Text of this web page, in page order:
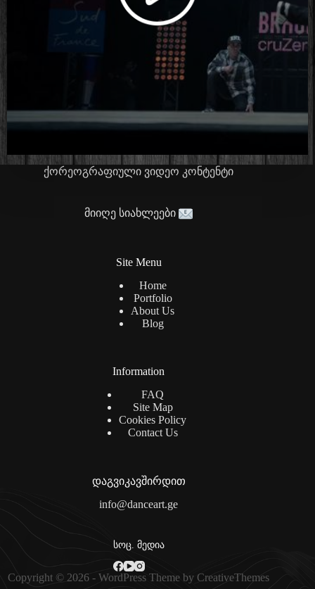
ქორეოგრაფიული ვიდეო კონტენტი
მიიღე სიახლეები
Site Menu
Home
Portfolio
About Us
Blog
Information
FAQ
Site Map
Cookies Policy
Contact Us
დაგვიკავშირდით
info@danceart.ge
სოც. მედია
Copyright © 2026 - WordPress Theme by CreativeThemes